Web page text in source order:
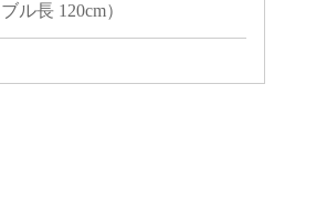
ブル長 120cm）